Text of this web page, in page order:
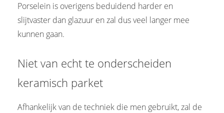
Porselein is overigens beduidend harder en
slijtvaster dan glazuur en zal dus veel langer mee
kunnen gaan.
Niet van echt te onderscheiden
keramisch parket
Afhankelijk van de techniek die men gebruikt, zal de